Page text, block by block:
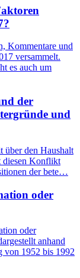
Kommentare und
versammelt.
es auch um
der
und
über den Haushalt
diesen Konflikt
der bete…
oder
oder
anhand
von 1952 bis 1992